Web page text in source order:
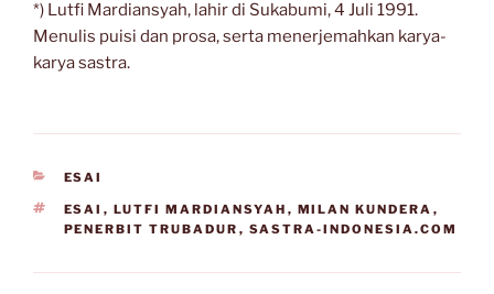
*) Lutfi Mardiansyah, lahir di Sukabumi, 4 Juli 1991.
Menulis puisi dan prosa, serta menerjemahkan karya-
karya sastra.
CATEGORIES
ESAI
TAGS
ESAI , LUTFI MARDIANSYAH , MILAN KUNDERA ,
PENERBIT TRUBADUR , SASTRA-INDONESIA.COM